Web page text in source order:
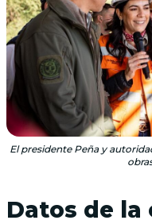
El presidente Peña y
Datos de la